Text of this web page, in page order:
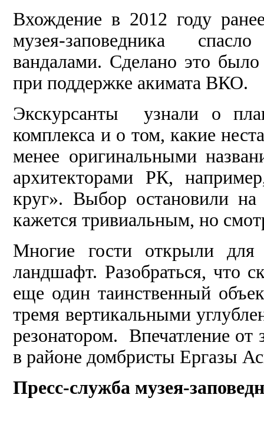
Вхождение в 2012 году
музея-заповедника
вандалами. Сделано это
при поддержке акимата ВКО.
Экскурсанты узнали о
комплекса и о том, какие
менее оригинальными
архитекторами РК,
круг». Выбор остановили
кажется тривиальным, но
Многие гости открыли для
ландшафт. Разобраться, что
еще один таинственный
тремя вертикальными
резонатором. Впечатление
в районе домбристы Ергазы
Пресс-служба музея-